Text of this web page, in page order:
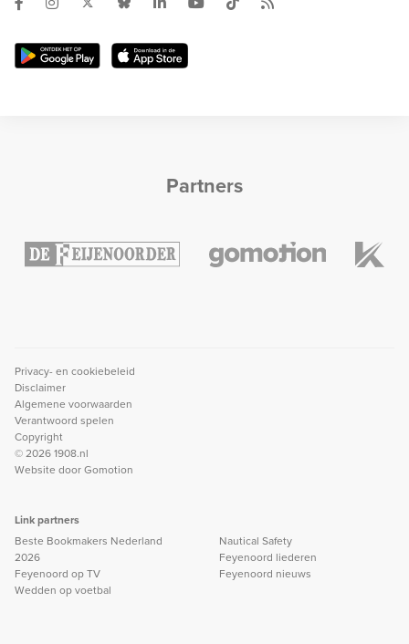
Partners
Privacy- en cookiebeleid
Disclaimer
Algemene voorwaarden
Verantwoord spelen
Copyright
© 2026 1908.nl
Website doorGomotion
Link partners
Beste Bookmakers Nederland
2026
Feyenoord op TV
Wedden op voetbal
Nautical Safety
Feyenoord liederen
Feyenoord nieuws